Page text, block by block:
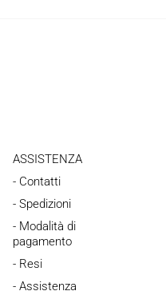
ASSISTENZA
- Contatti
- Spedizioni
- Modalità di
pagamento
- Resi
- Assistenza